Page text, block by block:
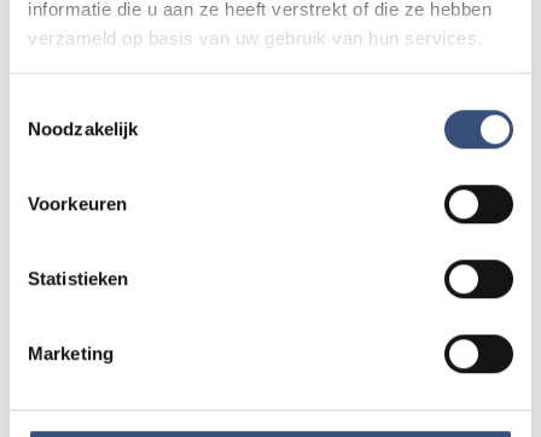
informatie die u aan ze heeft verstrekt of die ze hebben
verzameld op basis van uw gebruik van hun services.
Noodzakelijk
Voorkeuren
Statistieken
Marketing
Was dit artikel nuttig?
Tip de redactie
of als je politie of andere hulpdiensten ergens ziet: laat